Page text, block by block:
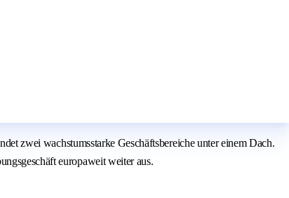
zwei wachstumsstarke Geschäftsbereiche unter einem Dach.
europaweit weiter aus.